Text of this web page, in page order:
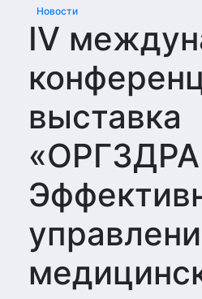
Новости
IV
выставка